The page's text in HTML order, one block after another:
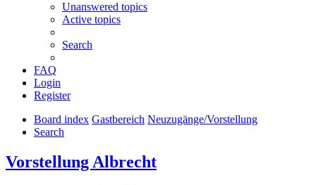
Unanswered topics
Active topics
Search
FAQ
Login
Register
Board index Gastbereich Neuzugänge/Vorstellung
Search
Vorstellung Albrecht